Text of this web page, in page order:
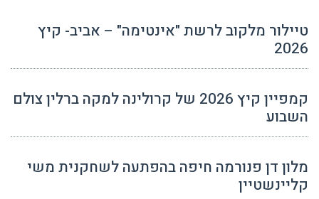
טיילור מלקוב לרשת "אינטימה" – אביב- קיץ
2026
קמפיין קיץ 2026 של קרולינה למקה ברלין צולם
השבוע
מלון דן פנורמה חיפה בהפתעה לשחקנית משי
קליינשטיין